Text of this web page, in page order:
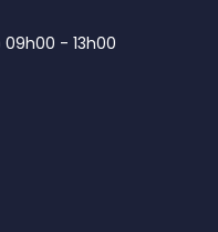
09h00 - 13h00